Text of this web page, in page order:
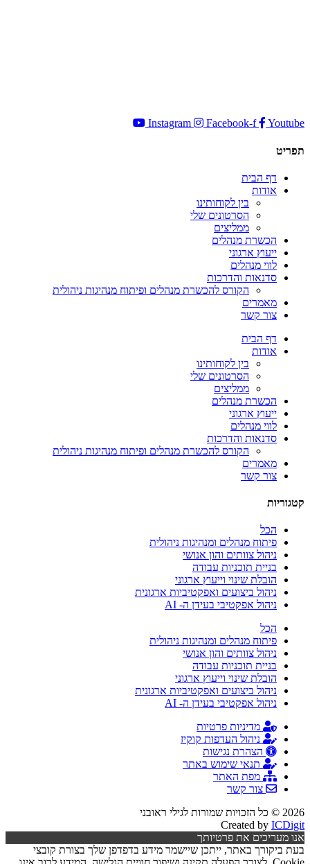
Instagram Facebook-f Youtube
תפריט
דף הבית
אודות
בין לקוחותינו
הסרטונים שלי
ממליצים
הכשרת מנהלים
ייעוץ ארגוני
לווי מנהלים
סדנאות והדרכות
הקורס להכשרת מנהלים ופיתוח מנהיגות ניהולית
מאמרים
צור קשר
דף הבית
אודות
בין לקוחותינו
הסרטונים שלי
ממליצים
הכשרת מנהלים
ייעוץ ארגוני
לווי מנהלים
סדנאות והדרכות
הקורס להכשרת מנהלים ופיתוח מנהיגות ניהולית
מאמרים
צור קשר
קטגוריות
הכל
פיתוח מנהלים ומנהיגות ניהולית
ניהול צוותים והון אנושי
בניית תוכניות עבודה
הובלת שינוי וייעוץ ארגוני
ניהול ביצועים ואפקטיביות ארגונית
ניהול אפקטיבי בעידן ה- AI
הכל
פיתוח מנהלים ומנהיגות ניהולית
ניהול צוותים והון אנושי
בניית תוכניות עבודה
הובלת שינוי וייעוץ ארגוני
ניהול ביצועים ואפקטיביות ארגונית
ניהול אפקטיבי בעידן ה- AI
מדיניות פרטיות
ניהול העדפות קוקיז
הצהרת נגישות
תנאי שימוש באתר
מפת האתר
צור קשר
2026 © כל הזכויות שמורות לגילי ראובני
Created by ICDigit
אנו מעריכים את פרטיותך
בעת ביקורך באתר, ייתכן שיישמר מידע בדפדפן שלך בצורת קובצי